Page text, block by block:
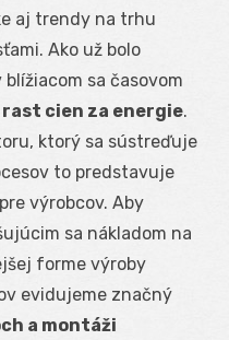
aj trendy na trhu
Ako už bolo
sa časovom
rast cien za energie.
ktorý sa sústreďuje
to predstavuje
výrobcov. Aby
sa nákladom na
forme výroby
evidujeme značný
a montáži